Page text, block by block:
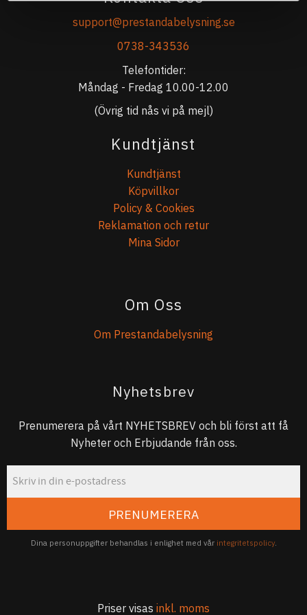
support@prestandabelysning.se
0738-343536
Telefontider:
Måndag - Fredag 10.00-12.00
(Övrig tid nås vi på mejl)
Kundtjänst
Kundtjänst
Köpvillkor
Policy & Cookies
Reklamation och retur
Mina Sidor
Om Oss
Om Prestandabelysning
Nyhetsbrev
Prenumerera på vårt NYHETSBREV och bli först att få
Nyheter och Erbjudande från oss.
PRENUMERERA
Dina personuppgifter behandlas i enlighet med vår integritetspolicy.
Priser visas inkl. moms